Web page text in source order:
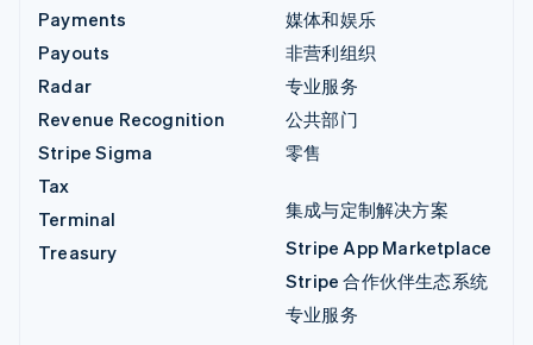
Payments
Payouts
Radar
Revenue Recognition
Stripe Sigma
Tax
Terminal
Treasury
媒体和娱乐
非营利组织
专业服务
公共部门
零售
集成与定制解决方案
Stripe App Marketplace
Stripe 合作伙伴生态系统
专业服务